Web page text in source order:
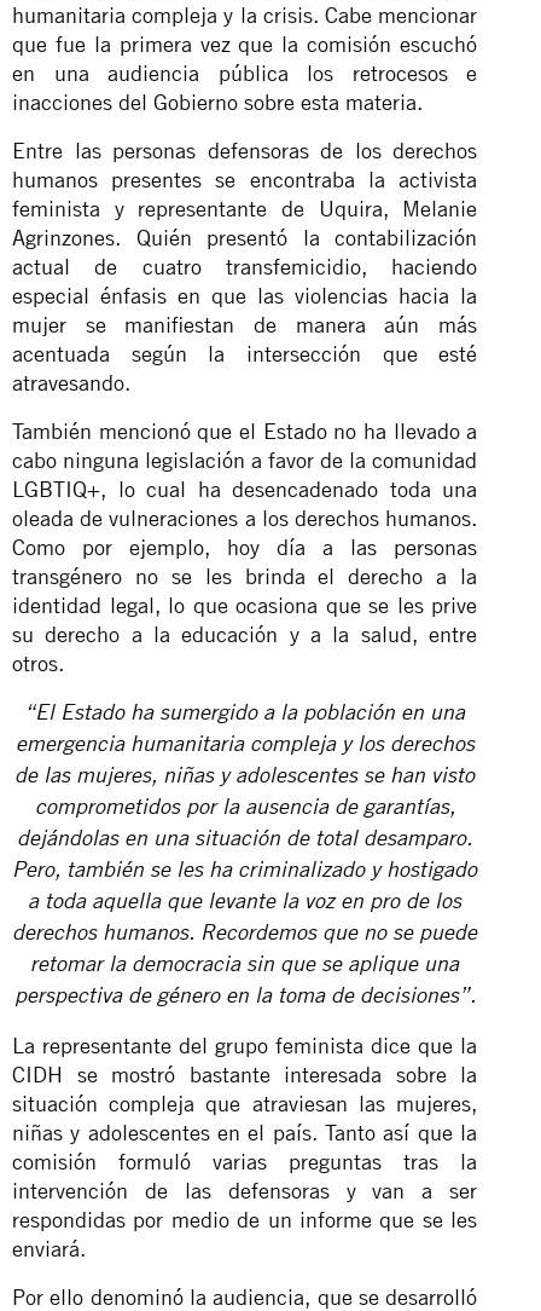
humanitaria compleja y la crisis. Cabe mencionar
que fue la primera vez que la comisión escuchó
en una audiencia pública los retrocesos e
inacciones del Gobierno sobre esta materia.
Entre las personas defensoras de los derechos
humanos presentes se encontraba la activista
feminista y representante de Uquira, Melanie
Agrinzones. Quién presentó la contabilización
actual de cuatro transfemicidio, haciendo
especial énfasis en que las violencias hacia la
mujer se manifiestan de manera aún más
acentuada según la intersección que esté
atravesando.
También mencionó que el Estado no ha llevado a
cabo ninguna legislación a favor de la comunidad
LGBTIQ+, lo cual ha desencadenado toda una
oleada de vulneraciones a los derechos humanos.
Como por ejemplo, hoy día a las personas
transgénero no se les brinda el derecho a la
identidad legal, lo que ocasiona que se les prive
su derecho a la educación y a la salud, entre
otros.
“El Estado ha sumergido a la población en una
emergencia humanitaria compleja y los derechos
de las mujeres, niñas y adolescentes se han visto
comprometidos por la ausencia de garantías,
dejándolas en una situación de total desamparo.
Pero, también se les ha criminalizado y hostigado
a toda aquella que levante la voz en pro de los
derechos humanos. Recordemos que no se puede
retomar la democracia sin que se aplique una
perspectiva de género en la toma de decisiones”.
La representante del grupo feminista dice que la
CIDH se mostró bastante interesada sobre la
situación compleja que atraviesan las mujeres,
niñas y adolescentes en el país. Tanto así que la
comisión formuló varias preguntas tras la
intervención de las defensoras y van a ser
respondidas por medio de un informe que se les
enviará.
Por ello denominó la audiencia, que se desarrolló